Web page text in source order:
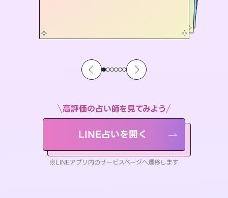
高評価の占い師を見てみよう
LINE占いを開く
※LINEアプリ内のサービスページへ遷移します